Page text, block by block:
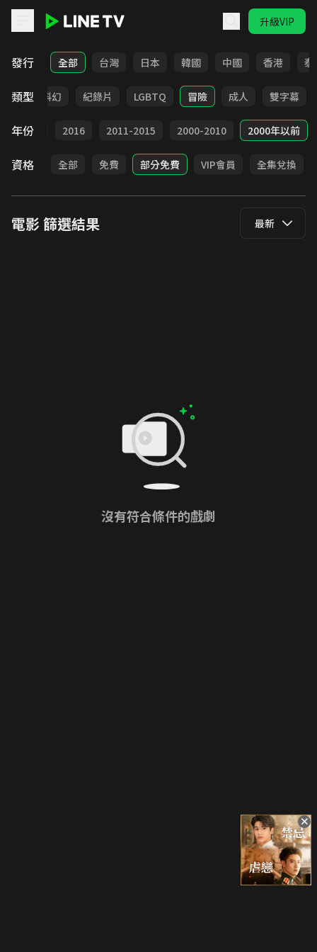
升級VIP
LINE TV - 電影
發行 全部 台灣 日本 韓國 中國 香港 泰
類型
劇情 科幻 紀錄片 LGBTQ 冒險 成人 雙字幕
年份
2017 2016 2011-2015 2000-2010 2000年以前
資格 全部 免費 部分免費 VIP會員 全集兌換
電影篩選結果 最新
沒有符合條件的戲劇